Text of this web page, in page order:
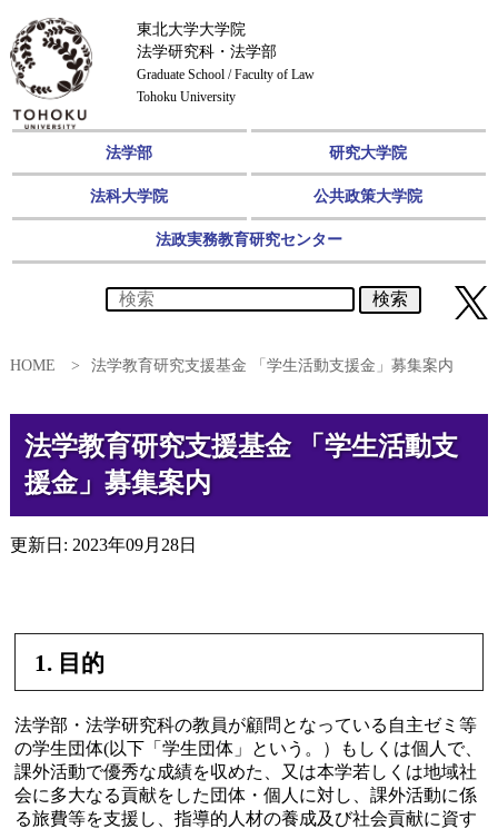
東北大学大学院
法学研究科・法学部
Graduate School / Faculty of Law
Tohoku University
法学部 研究大学院
法科大学院 公共政策大学院
法政実務教育研究センター
検索
HOME 法学教育研究支援基金 「学生活動支援金」募集案内
法学教育研究支援基金 「学生活動支
援金」募集案内
更新日: 2023年09月28日
1. 目的
法学部・法学研究科の教員が顧問となっている自主ゼミ等
の学生団体(以下「学生団体」という。）もしくは個人で、
課外活動で優秀な成績を収めた、又は本学若しくは地域社
会に多大なる貢献をした団体・個人に対し、課外活動に係
る旅費等を支援し、指導的人材の養成及び社会貢献に資す